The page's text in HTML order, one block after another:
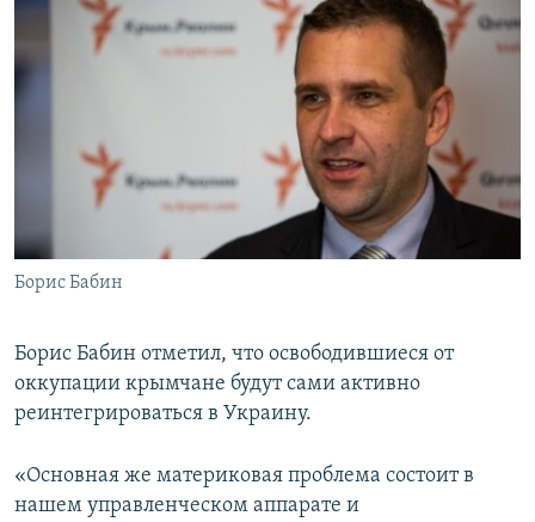
Борис Бабин
Борис Бабин отметил, что освободившиеся от
оккупации крымчане будут сами активно
реинтегрироваться в Украину.
«Основная же материковая проблема состоит в
нашем управленческом аппарате и